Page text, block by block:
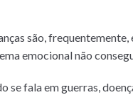
são,
emocional não
se fala em guerras,